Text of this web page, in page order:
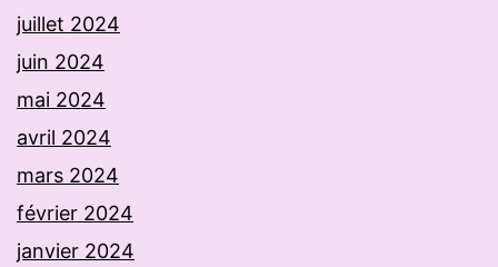
juillet 2024
juin 2024
mai 2024
avril 2024
mars 2024
février 2024
janvier 2024